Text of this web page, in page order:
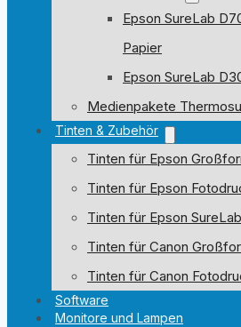
Epson SureLab
Papier
Epson SureLab
Medienpakete
Tinten & Zubehör
Tinten für Epson
Tinten für Epson
Tinten für Epson SureLab
Tinten für Canon
Tinten für Canon
Software
Monitore und Lampen